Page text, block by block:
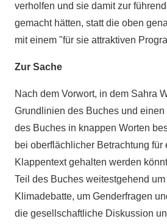
verholfen und sie damit zur
gemacht hätten, statt die oben
mit einem "für sie attraktiven
Zur Sache
Nach dem Vorwort, in dem Sahra
Grundlinien des Buches und
des Buches in knappen Worten
bei oberflächlicher Betrachtung für
Klappentext gehalten werden
Teil des Buches weitestgehend
Klimadebatte, um Genderfragen
die gesellschaftliche Diskussion